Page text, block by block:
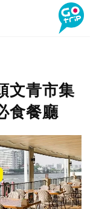
文青市集
食餐廳